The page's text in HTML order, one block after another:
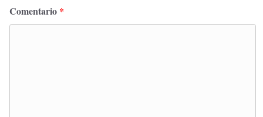
Comentario *